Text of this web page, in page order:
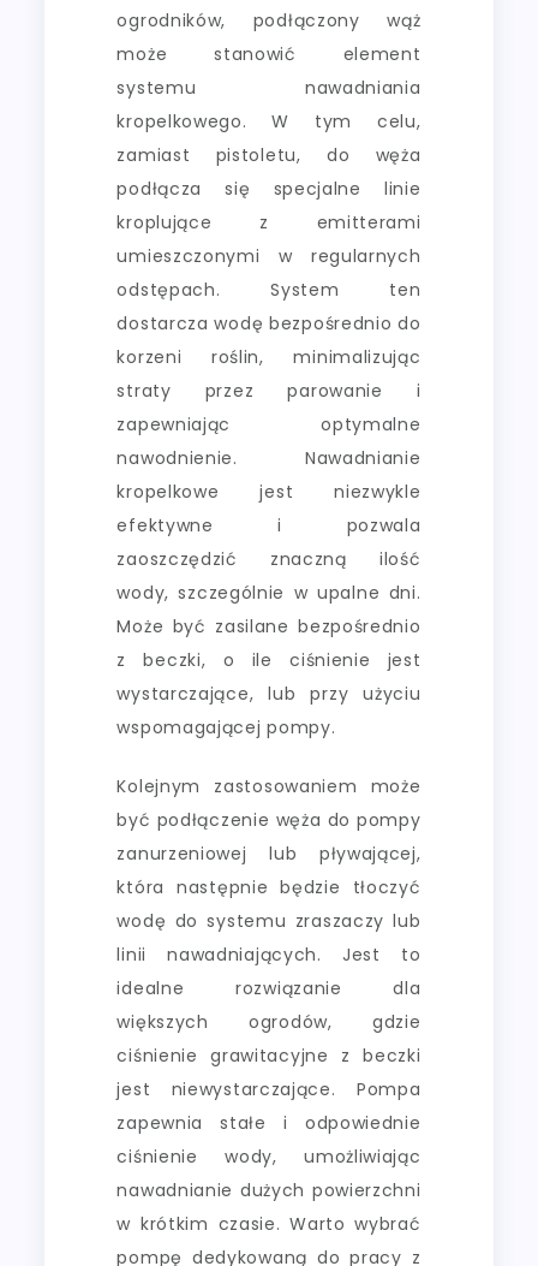
ogrodników, podłączony wąż
może stanowić element
systemu nawadniania
kropelkowego. W tym celu,
zamiast pistoletu, do węża
podłącza się specjalne linie
kroplujące z emitterami
umieszczonymi w regularnych
odstępach. System ten
dostarcza wodę bezpośrednio do
korzeni roślin, minimalizując
straty przez parowanie i
zapewniając optymalne
nawodnienie. Nawadnianie
kropelkowe jest niezwykle
efektywne i pozwala
zaoszczędzić znaczną ilość
wody, szczególnie w upalne dni.
Może być zasilane bezpośrednio
z beczki, o ile ciśnienie jest
wystarczające, lub przy użyciu
wspomagającej pompy.
Kolejnym zastosowaniem może
być podłączenie węża do pompy
zanurzeniowej lub pływającej,
która następnie będzie tłoczyć
wodę do systemu zraszaczy lub
linii nawadniających. Jest to
idealne rozwiązanie dla
większych ogrodów, gdzie
ciśnienie grawitacyjne z beczki
jest niewystarczające. Pompa
zapewnia stałe i odpowiednie
ciśnienie wody, umożliwiając
nawadnianie dużych powierzchni
w krótkim czasie. Warto wybrać
pompę dedykowaną do pracy z